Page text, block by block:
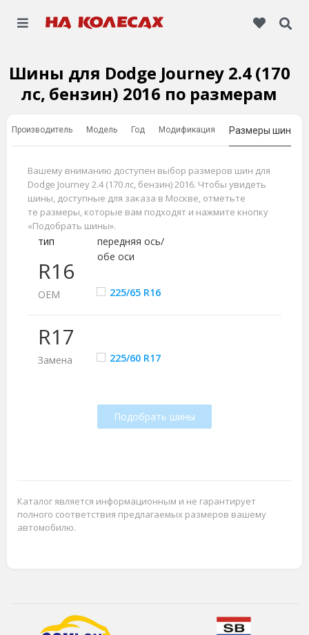
Шины для Dodge Journey 2.4 (170
лс, бензин) 2016 по размерам
Производитель Модель Год Модификация Размеры шин
Вашему вниманию доступен выбор размеров шин для
Dodge Journey 2.4 (170 лс, бензин) 2016. Чтобы увидеть
шины, доступные для заказа в Москве, отметьте
те размеры, которые вам подходят и нажмите кнопку
«Подобрать шины».
R16
тип
передняя ось/
обе оси
ОЕМ 225/65 R16
R17
Замена 225/60 R17
Подобрать шины
Каталог является информационным и не гарантирует
полного соответствия предлагаемых размеров вашему
автомобилю.